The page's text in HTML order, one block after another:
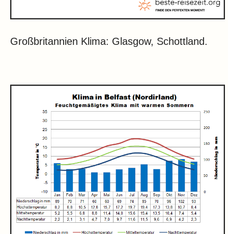
Großbritannien Klima: Glasgow, Schottland.